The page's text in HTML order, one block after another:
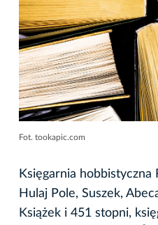
Fot. tookapic.com
Księgarnia hobbistyczna
Hulaj Pole, Suszek,
Książek i 451 stopni,